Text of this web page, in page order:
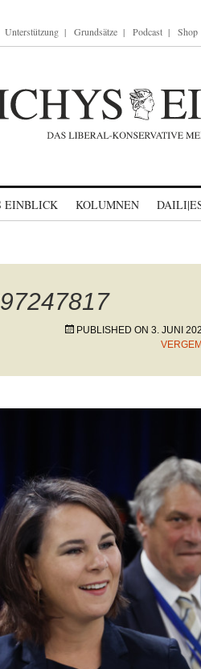
Unterstützung Grundsätze Podcast Shop
EINBLICK KOLUMNEN
PUBLISHED ON 3. JUNI